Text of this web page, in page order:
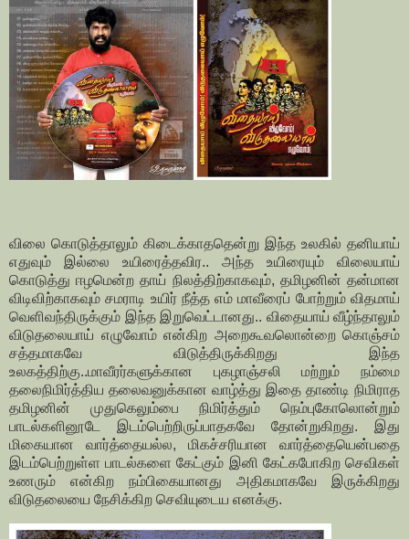
விலை கொடுத்தாலும் கிடைக்காததென்று இந்த உலகில் தனியாய்
எதுவும் இல்லை உயிரைத்தவிர.. அந்த உயிரையும் விலையாய்
கொடுத்து ஈழமென்ற தாய் நிலத்திற்காகவும், தமிழனின் தன்மான
விடிவிற்காகவும் சமராடி உயிர் நீத்த எம் மாவீரைப் போற்றும் விதமாய்
வெளிவந்திருக்கும் இந்த இறுவெட்டானது.. விதையாய் வீழ்ந்தாலும்
விடுதலையாய் எழுவோம் என்கிற அறைகூவலொன்றை கொஞ்சம்
சத்தமாகவே விடுத்திருக்கிறது இந்த
உலகத்திற்கு..மாவீரர்களுக்கான புகழாஞ்சலி மற்றும் நம்மை
தலைநிமிர்த்திய தலைவனுக்கான வாழ்த்து இதை தாண்டி நிமிராத
தமிழனின் முதுகெலும்பை நிமிர்த்தும் நெம்புகோலொன்றும்
பாடல்களினூடே இடம்பெற்றிருப்பாதகவே தோன்றுகிறது. இது
மிகையான வார்த்தையல்ல, மிகச்சரியான வார்த்தையென்பதை
இடம்பெற்றுள்ள பாடல்களை கேட்கும் இனி கேட்கபோகிற செவிகள்
உணரும் என்கிற நம்பிகையானது அதிகமாகவே இருக்கிறது
விடுதலையை நேசிக்கிற செவியுடைய எனக்கு.